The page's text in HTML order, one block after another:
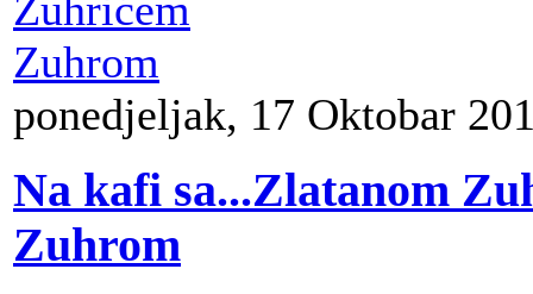
ponedjeljak, 17 Oktobar
Na kafi sa...Zlatanom
Zuhrom